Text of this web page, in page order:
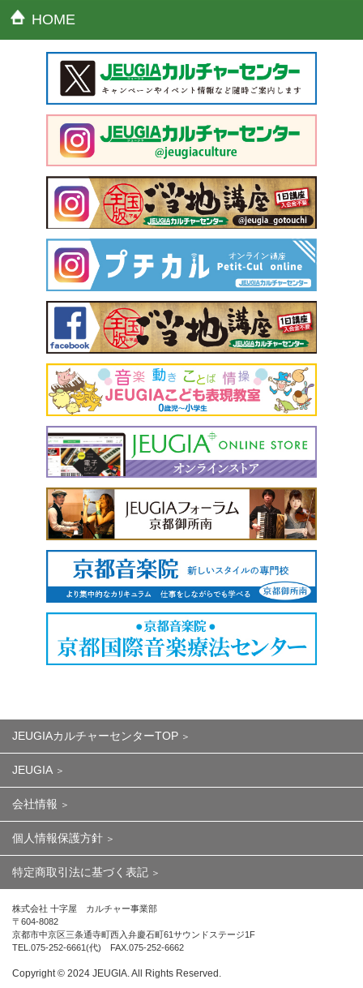
HOME
JEUGIAカルチャーセンターTOP
JEUGIA
会社情報
個人情報保護方針
特定商取引法に基づく表記
株式会社 十字屋 カルチャー事業部
〒604-8082
京都市中京区三条通寺町西入弁慶石町61サウンドステージ1F
TEL.075-252-6661(代) FAX.075-252-6662
Copyright ©︎ 2024 JEUGIA. All Rights Reserved.